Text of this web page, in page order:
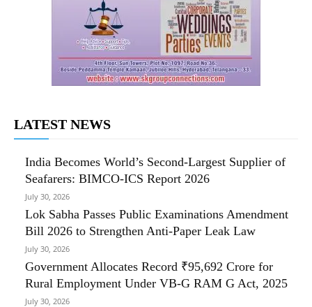
LATEST NEWS
India Becomes World’s Second-Largest Supplier of
Seafarers: BIMCO-ICS Report 2026
July 30, 2026
Lok Sabha Passes Public Examinations Amendment
Bill 2026 to Strengthen Anti-Paper Leak Law
July 30, 2026
Government Allocates Record ₹95,692 Crore for
Rural Employment Under VB-G RAM G Act, 2025
July 30, 2026